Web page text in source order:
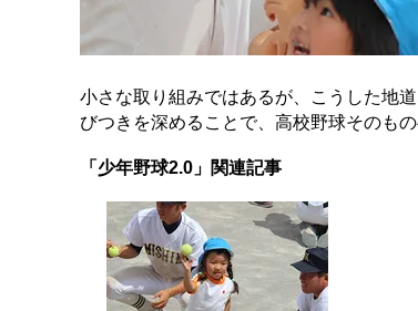
小さな取り組みではあるが、こうした地
びつきを深めることで、高校野球そのも
「少年野球2.0」関連記事